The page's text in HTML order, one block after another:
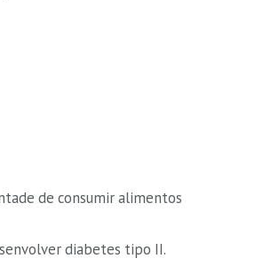
de consumir alimentos
diabetes tipo II.